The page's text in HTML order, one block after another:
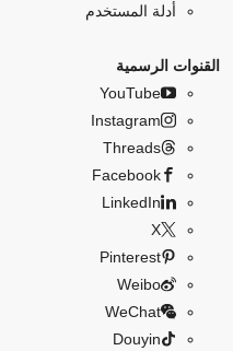
أدلة المستخدم
القنوات الرسمية
YouTube
Instagram
Threads
Facebook
LinkedIn
X
Pinterest
Weibo
WeChat
Douyin